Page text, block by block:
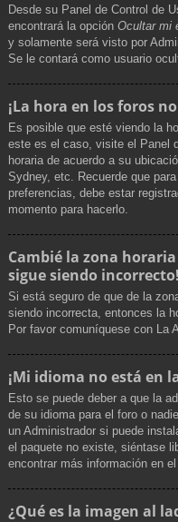
Desde su Panel de Control de
encontrará la opción Ocultar mi
y solamente será visto por
Se le contará como usuario
¡La hora en los foros
Es posible que esté viendo la
este es el caso, visite el Panel
horaria de acuerdo a su
Sydney, etc. Recuerde que
preferencias, debe estar
momento para hacerlo.
Cambié la zona
sigue siendo incorrecto!
Si está seguro de que de la
siendo incorrecta, entonces la
Por favor comuníquese con La
¡Mi idioma no está en
Esto se puede deber a que la
de su idioma para el foro o
un Administrador si puede
el paquete no existe, siéntase
encontrar más información en
¿Qué es la imagen al